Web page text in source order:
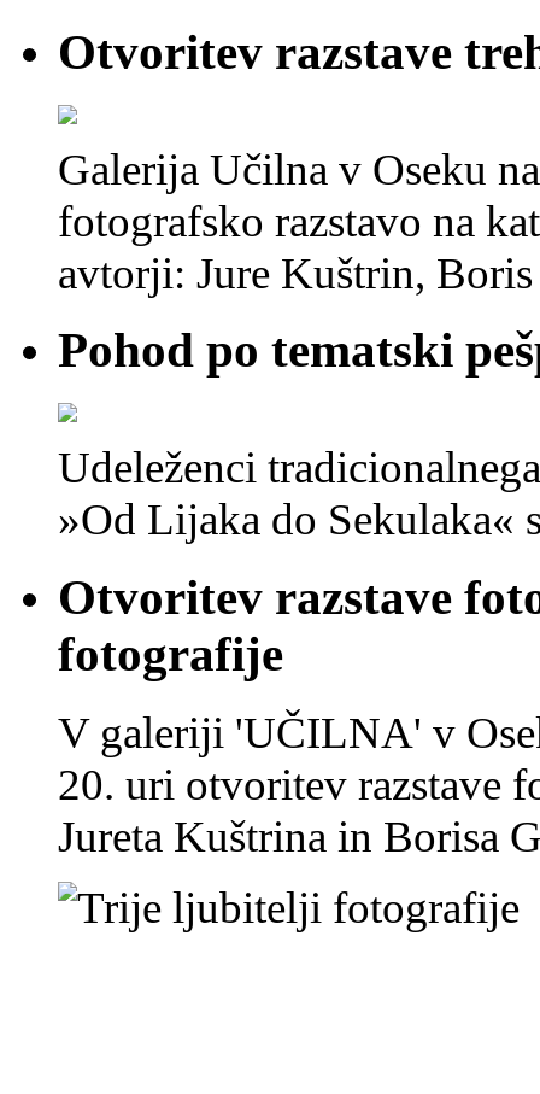
Otvoritev razstave
Galerija Učilna v Oseku
fotografsko razstavo na
avtorji: Jure Kuštrin,
Pohod po tematski
Udeleženci
»Od Lijaka do Sekulaka«
Otvoritev razstave
fotografije
V galeriji 'UČILNA' v
20. uri otvoritev razstave
Jureta Kuštrina in Borisa